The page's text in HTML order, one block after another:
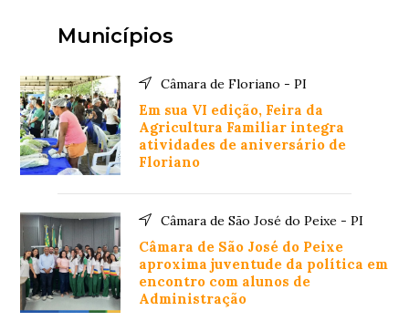
Municípios
Câmara de Floriano - PI
Em sua VI edição, Feira da
Agricultura Familiar integra
atividades de aniversário de
Floriano
Câmara de São José do Peixe - PI
Câmara de São José do Peixe
aproxima juventude da política em
encontro com alunos de
Administração